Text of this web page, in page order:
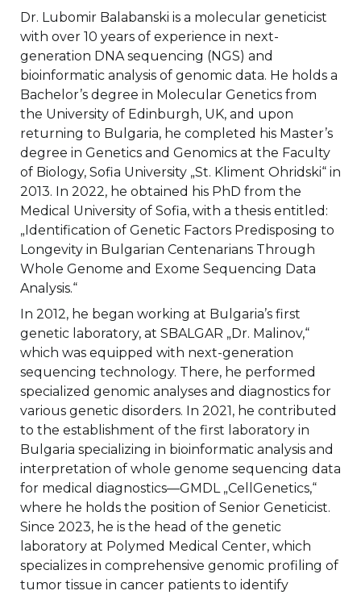
Dr. Lubomir Balabanski is a molecular geneticist
with over 10 years of experience in next-
generation DNA sequencing (NGS) and
bioinformatic analysis of genomic data. He holds a
Bachelor’s degree in Molecular Genetics from
the University of Edinburgh, UK, and upon
returning to Bulgaria, he completed his Master’s
degree in Genetics and Genomics at the Faculty
of Biology, Sofia University „St. Kliment Ohridski“ in
2013. In 2022, he obtained his PhD from the
Medical University of Sofia, with a thesis entitled:
„Identification of Genetic Factors Predisposing to
Longevity in Bulgarian Centenarians Through
Whole Genome and Exome Sequencing Data
Analysis.“
In 2012, he began working at Bulgaria’s first
genetic laboratory, at SBALGAR „Dr. Malinov,“
which was equipped with next-generation
sequencing technology. There, he performed
specialized genomic analyses and diagnostics for
various genetic disorders. In 2021, he contributed
to the establishment of the first laboratory in
Bulgaria specializing in bioinformatic analysis and
interpretation of whole genome sequencing data
for medical diagnostics—GMDL „CellGenetics,“
where he holds the position of Senior Geneticist.
Since 2023, he is the head of the genetic
laboratory at Polymed Medical Center, which
specializes in comprehensive genomic profiling of
tumor tissue in cancer patients to identify